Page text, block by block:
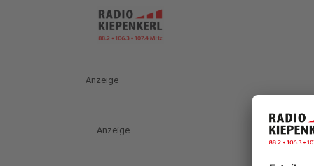
Anzeige
Anzeige